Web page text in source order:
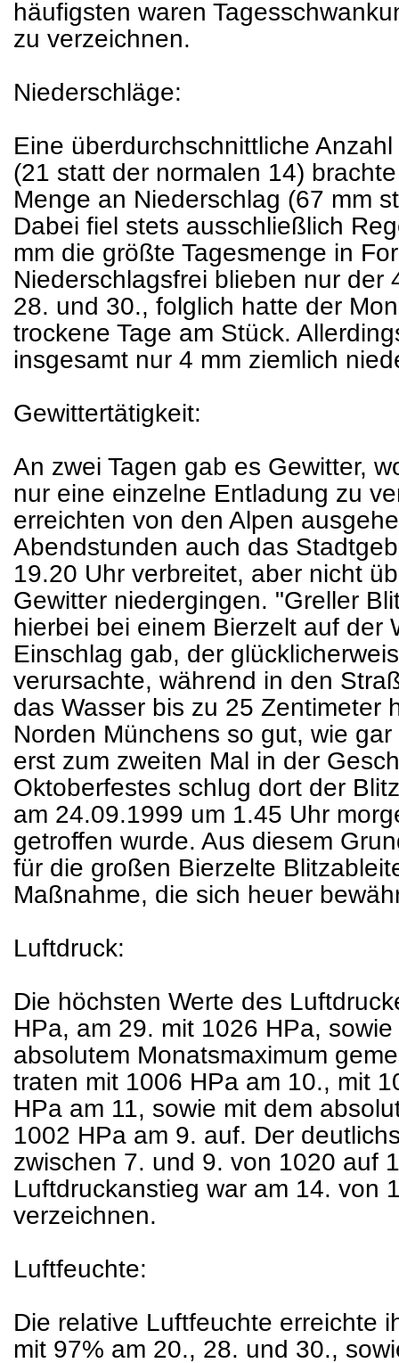
häufigsten waren
zu verzeichnen.
Niederschläge:
Eine überdurchschnittliche
(21 statt der normalen 14)
Menge an Niederschlag (67 mm
Dabei fiel stets ausschließlich
mm die größte Tagesmenge in
Niederschlagsfrei blieben nur
28. und 30., folglich hatte der
trockene Tage am Stück.
insgesamt nur 4 mm ziemlich
Gewittertätigkeit:
An zwei Tagen gab es Gewitter,
nur eine einzelne Entladung zu
erreichten von den Alpen
Abendstunden auch das
19.20 Uhr verbreitet, aber nicht
Gewitter niedergingen. "Greller
hierbei bei einem Bierzelt auf der
Einschlag gab, der
verursachte, während in den
das Wasser bis zu 25 Zentimeter
Norden Münchens so gut, wie
erst zum zweiten Mal in der
Oktoberfestes schlug dort der
am 24.09.1999 um 1.45 Uhr
getroffen wurde. Aus diesem
für die großen Bierzelte
Maßnahme, die sich heuer
Luftdruck:
Die höchsten Werte des
HPa, am 29. mit 1026 HPa,
absolutem Monatsmaximum
traten mit 1006 HPa am 10., mit
HPa am 11, sowie mit dem
1002 HPa am 9. auf. Der
zwischen 7. und 9. von 1020 auf
Luftdruckanstieg war am 14. von
verzeichnen.
Luftfeuchte:
Die relative Luftfeuchte erreichte
mit 97% am 20., 28. und 30.,